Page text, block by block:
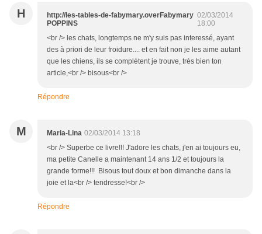
H
http://les-tables-de-fabymary.overFabymary
POPPINS
02/03/2014
18:00
<br /> les chats, longtemps ne m'y suis pas interessé, ayant
des à priori de leur froidure.... et en fait non je les aime autant
que les chiens, ils se complètent je trouve, très bien ton
article,<br /> bisous<br />
Répondre
M Maria-Lina 02/03/2014 13:18
<br /> Superbe ce livre!!! J'adore les chats, j'en ai toujours eu,
ma petite Canelle a maintenant 14 ans 1/2 et toujours la
grande forme!!! Bisous tout doux et bon dimanche dans la
joie et la<br /> tendresse!<br />
Répondre